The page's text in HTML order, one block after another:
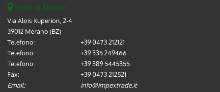
Sede di Merano
Via Alois Kuperion, 2-4
39012 Merano (BZ)
Telefono:
+39 0473 212121
Telefono:
+39 335 249466
Telefono:
+39 389 5445355
Fax:
+39 0473 212521
Email:
info@impextrade.it